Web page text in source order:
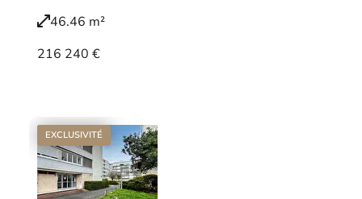
46.46 m²
216 240 €
EXCLUSIVITÉ